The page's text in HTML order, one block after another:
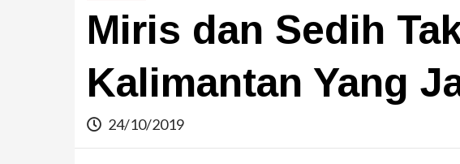
Miris dan Sedih
Kalimantan Yang
24/10/2019